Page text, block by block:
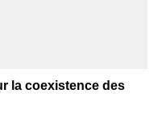
la coexistence des